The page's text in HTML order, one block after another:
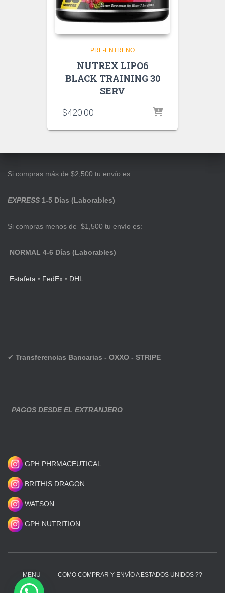
PRE-ENTRENO
NUTREX LIPO6
BLACK TRAINING 30
SERV
$420.00
Si compras más de $2,500 tu envío es:
EXPRESS 1-5 Días (Laborables)
Si compras menos de $1,500 tu envío es:
NORMAL 4-6 Días (Laborables)
Estafeta • FedEx • DHL
✔ Transferencias Bancarias - OXXO - STRIPE
PAGOS DESDE EL EXTRANJERO
GPH PHRMACEUTICAL
BRITHIS DRAGON
WATSON
GPH NUTRITION
MENU COMO COMPRAR Y ENVÍO A ESTADOS UNIDOS ??